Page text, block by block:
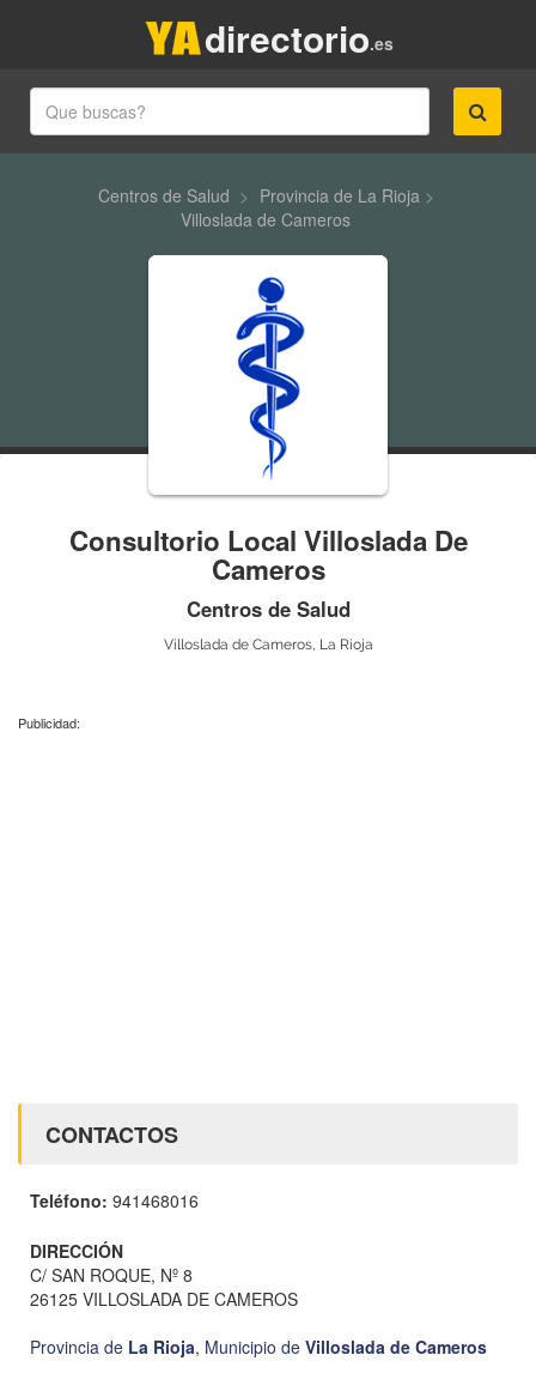
.es
directorio
Centros de Salud > Provincia de La Rioja>
Villoslada de Cameros
Consultorio Local Villoslada De
Cameros
Centros de Salud
Villoslada de Cameros, La Rioja
Publicidad:
CONTACTOS
Teléfono: 941468016
DIRECCIÓN
C/ SAN ROQUE, Nº 8
26125 VILLOSLADA DE CAMEROS
Provincia de La Rioja, Municipio de Villoslada de Cameros